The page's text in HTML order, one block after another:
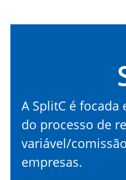
A SplitC é
do processo de
variável/
empresas.